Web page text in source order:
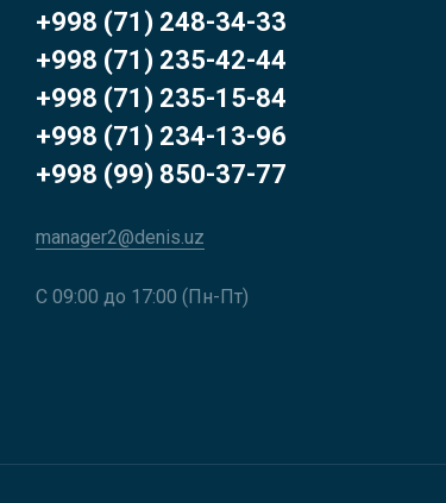
+998 (71) 248-34-33
+998 (71) 235-42-44
+998 (71) 235-15-84
+998 (71) 234-13-96
+998 (99) 850-37-77
manager2@denis.uz
С 09:00 до 17:00 (Пн-Пт)